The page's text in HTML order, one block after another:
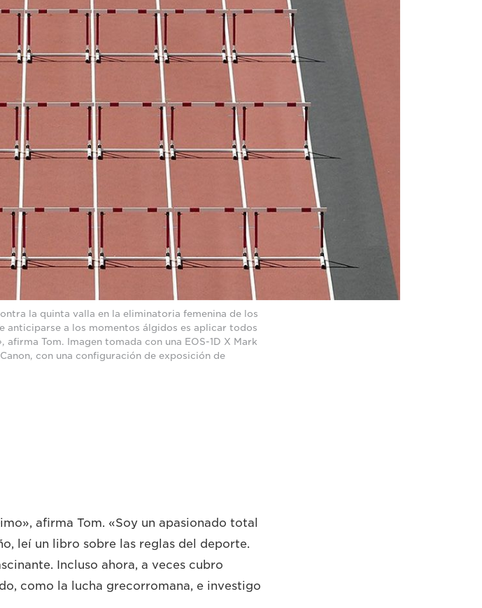
la quinta valla en la eliminatoria femenina de los
anticiparse a los momentos álgidos es aplicar todos
Tom. Imagen tomada con una EOS-1D X Mark
con una configuración de exposición de
afirma Tom. «Soy un apasionado total
leí un libro sobre las reglas del deporte.
Incluso ahora, a veces cubro
como la lucha grecorromana, e investigo